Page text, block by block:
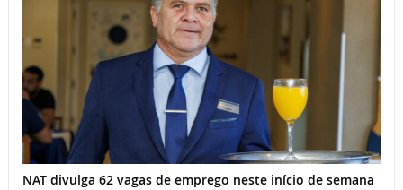
NAT divulga 62 vagas de emprego neste início de semana